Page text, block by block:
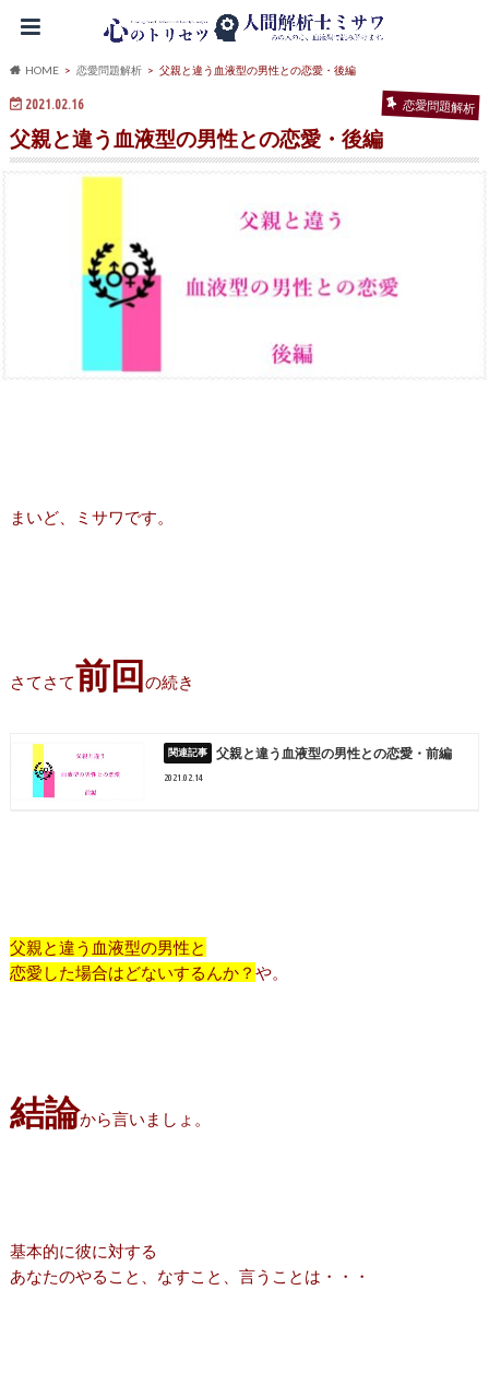
HOME 恋愛問題解析 父親と違う血液型の男性との恋愛・後編
2021.02.16 恋愛問題解析
父親と違う血液型の男性との恋愛・後編
まいど、ミサワです。
さてさて前回 の続き
父親と違う血液型の男性との恋愛・前編
2021.02.14
父親と違う血液型の男性と
恋愛した場合はどないするんか？ や。
結論から言いましょ。
基本的に彼に対する
あなたのやること、なすこと、言うことは・・・